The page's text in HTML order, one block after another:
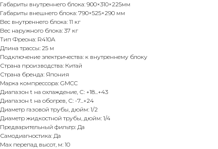
Габариты внутреннего блока: 900×310×225мм
Габариты внешнего блока: 790×525×290 мм
Вес внутреннего блока: 11 кг
Вес наружного блока: 37 кг
Тип Фреона: R410A
Длина трассы: 25 м
Подключение электричества: к внутреннему блоку
Страна производства: Китай
Страна бренда: Япония
Марка компрессора: GMCC
Диапазон t на охлаждение, С: +18...+43
Диапазон t на обогрев, С: -7...+24
Диаметр газовой трубы, дюйм: 1/2
Диаметр жидкостной трубы, дюйм: 1/4
Предварительный фильтр: Да
Самодиагностика: Да
Max перепад высот, м: 10